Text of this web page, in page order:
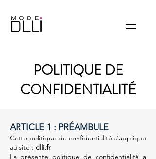
POLITIQUE DE
CONFIDENTIALITÉ
ARTICLE 1 : PRÉAMBULE
Cette politique de confidentialité s’applique
au site : dlli.fr
La présente politique de confidentialité a